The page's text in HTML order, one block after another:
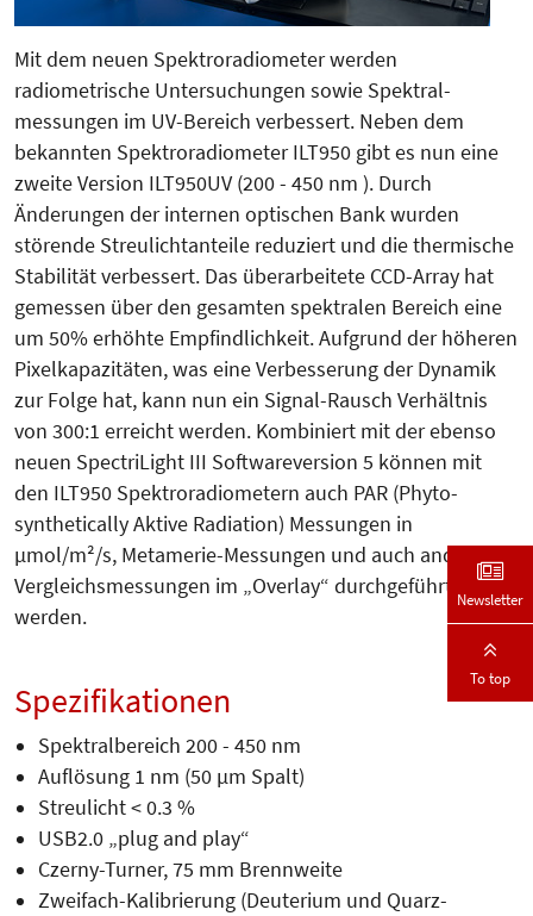
Mit dem neuen Spektroradiometer werden
radiometrische Untersuchungen sowie Spektral­
messungen im UV-Bereich verbessert. Neben dem
bekannten Spektroradiometer ILT950 gibt es nun eine
zweite Version ILT950UV (200 - 450 nm ). Durch
Änderungen der internen optischen Bank wurden
störende Streulichtanteile reduziert und die thermi­sche
Stabilität verbessert. Das überarbeitete CCD-Array hat
gemessen über den gesamten spektralen Bereich eine
um 50% erhöhte Empfindlichkeit. Aufgrund der höheren
Pixelkapazitäten, was eine Verbesserung der Dynamik
zur Folge hat, kann nun ein Signal-Rausch Verhältnis
von 300:1 erreicht werden. Kombiniert mit der ebenso
neuen SpectriLight III Softwareversion 5 können mit
den ILT950 Spektroradiometern auch PAR (Phyto­
synthetically Aktive Radiation) Messungen in
µmol/m²/s, Metamerie-Messungen und auch andere
Ver­gleichs­messungen im „Overlay“ durch­geführt
werden.
Spezifikationen
Spektralbereich 200 - 450 nm
Auflösung 1 nm (50 µm Spalt)
Streulicht < 0.3 %
USB2.0 „plug and play“
Czerny-Turner, 75 mm Brennweite
Zweifach-Kalibrierung (Deuterium und Quarz-
Newsletter
To top